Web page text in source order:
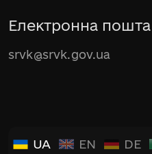
Електронна пошта
srvk@srvk.gov.ua
UA EN DE